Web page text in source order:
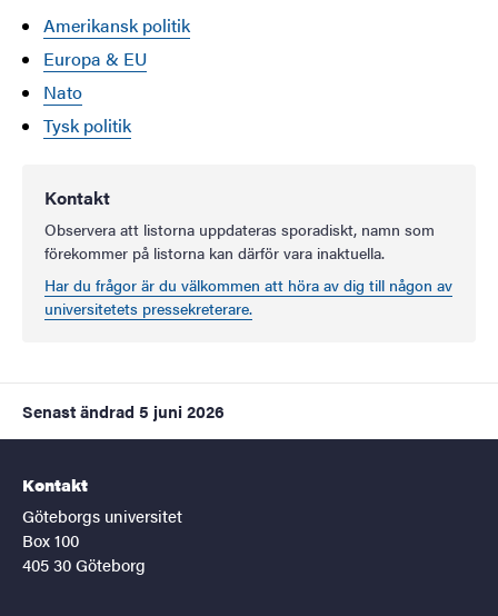
Amerikansk politik
Europa & EU
Nato
Tysk politik
Kontakt
Observera att listorna uppdateras sporadiskt, namn som
förekommer på listorna kan därför vara inaktuella.
Har du frågor är du välkommen att höra av dig till någon av
universitetets pressekreterare.
Senast ändrad 5 juni 2026
Kontakt
Göteborgs universitet
Box 100
405 30 Göteborg